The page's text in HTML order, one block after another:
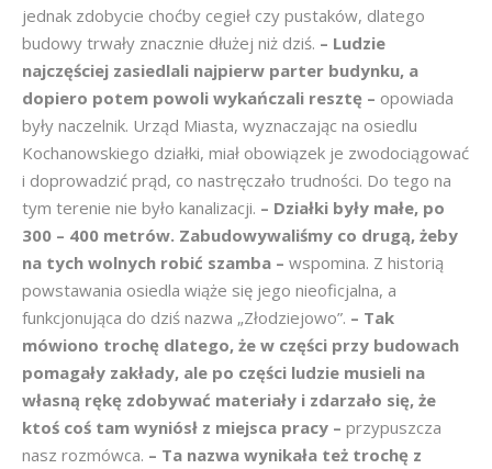
jednak zdobycie choćby cegieł czy pustaków, dlatego
budowy trwały znacznie dłużej niż dziś. – Ludzie
najczęściej zasiedlali najpierw parter budynku, a
dopiero potem powoli wykańczali resztę – opowiada
były naczelnik. Urząd Miasta, wyznaczając na osiedlu
Kochanowskiego działki, miał obowiązek je zwodociągować
i doprowadzić prąd, co nastręczało trudności. Do tego na
tym terenie nie było kanalizacji. – Działki były małe, po
300 – 400 metrów. Zabudowywaliśmy co drugą, żeby
na tych wolnych robić szamba – wspomina. Z historią
powstawania osiedla wiąże się jego nieoficjalna, a
funkcjonująca do dziś nazwa „Złodziejowo”. – Tak
mówiono trochę dlatego, że w części przy budowach
pomagały zakłady, ale po części ludzie musieli na
własną rękę zdobywać materiały i zdarzało się, że
ktoś coś tam wyniósł z miejsca pracy – przypuszcza
nasz rozmówca. – Ta nazwa wynikała też trochę z